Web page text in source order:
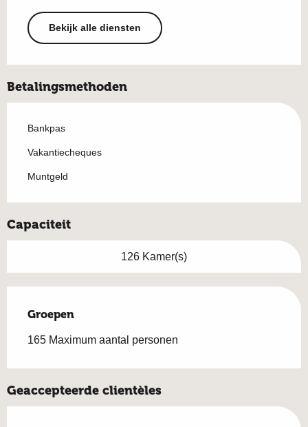
Bekijk alle diensten
Betalingsmethoden
Bankpas
Vakantiecheques
Muntgeld
Capaciteit
126 Kamer(s)
Groepen
Groepen
165 Maximum aantal personen
Geaccepteerde clientèles